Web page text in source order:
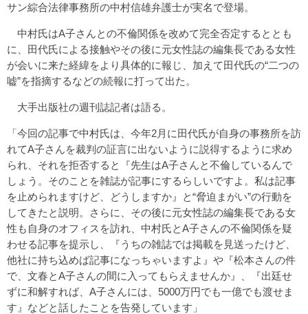
サン綜合法律事務所の中村信雄弁護士が実名で登場。
中村氏はA子さんとの不倫関係を改めて完全否定するととも
に、田代氏による接触やその後に元女性誌の編集長である女性
が会いに来た経緯をより具体的に報じ、加えて田代氏の“二つの
嘘”を指摘するなどの続報に打って出た。
大手出版社の週刊誌記者は語る。
「今回の記事で中村氏は、今年2月に田代氏が自身の事務所を訪
れてA子さんを裁判の証言に出ないように説得するように求め
られ、それを拒否すると『先生はA子さんと不倫しているんで
しょう。そのことを雑誌が記事にするらしいですよ。私は記事
を止められますけど、どうしますか』と“脅迫まがい”の行動を
してきたと説明。さらに、その後に元女性誌の編集長である女
性も自身のオフィスを訪れ、中村氏とA子さんの不倫関係を疑
わせる記事を提示し、『うちの雑誌では掲載を見送ったけど、
他社に持ち込めば記事になっちゃいますよ』や『松本さんの件
で、文春とA子さんの間に入ってもらえませんか』、『出廷せ
ずに和解すれば、A子さんには、5000万円でも一億でも渡せま
す』などと話したことを告発しています」